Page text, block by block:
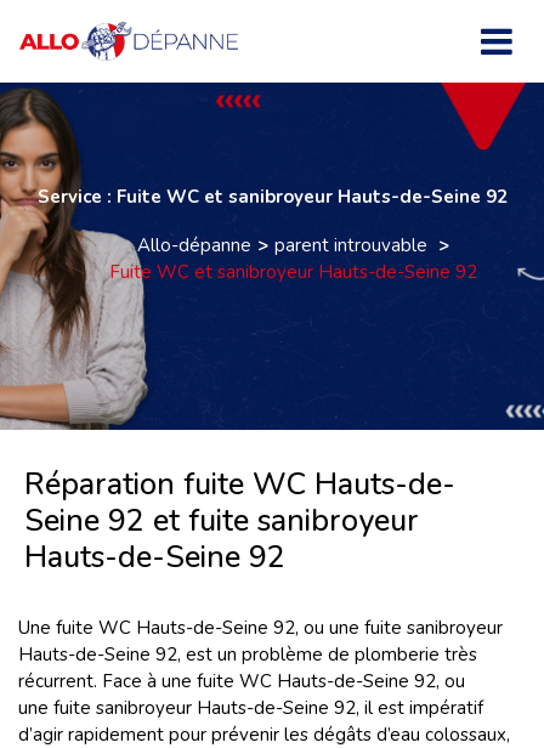
Service : Fuite WC et sanibroyeur Hauts-de-Seine 92
Allo-dépanne
parent introuvable
Fuite WC et sanibroyeur Hauts-de-Seine 92
Réparation fuite WC Hauts-de-
Seine 92 et fuite sanibroyeur
Hauts-de-Seine 92
Une fuite WC Hauts-de-Seine 92, ou une fuite sanibroyeur
Hauts-de-Seine 92, est un problème de plomberie très
récurrent. Face à une fuite WC Hauts-de-Seine 92, ou
une fuite sanibroyeur Hauts-de-Seine 92, il est impératif
d’agir rapidement pour prévenir les dégâts d’eau colossaux,